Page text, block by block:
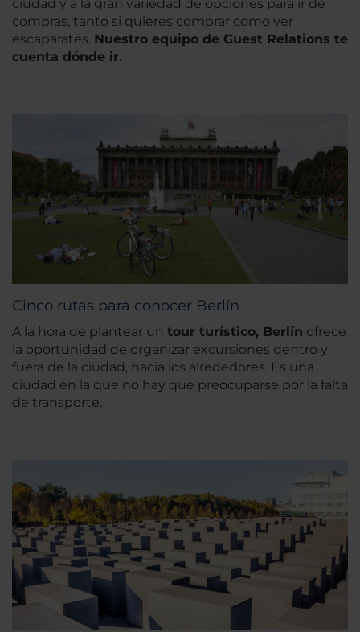
ciudad y a la gran variedad de opciones para ir de
compras, tanto si quieres comprar como ver
escaparates. Nuestro equipo de Guest Relations te
cuenta dónde ir.
Cinco rutas para conocer Berlín
A la hora de plantear un tour turístico, Berlín ofrece
la oportunidad de organizar excursiones dentro y
fuera de la ciudad, hacia los alrededores. Es una
ciudad en la que no hay que preocuparse por la falta
de transporte.